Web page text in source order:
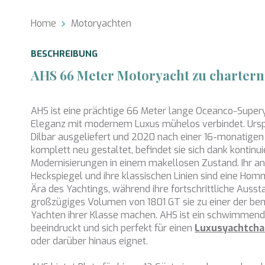
Home Motoryachten
BESCHREIBUNG
AHS 66 Meter Motoryacht zu chartern
AHS ist eine prächtige 66 Meter lange Oceanco-
Eleganz mit modernem Luxus mühelos verbindet.
Dilbar ausgeliefert und 2020 nach einer 16-
komplett neu gestaltet, befindet sie sich dank
Modernisierungen in einem makellosen Zustand. Ihr
Heckspiegel und ihre klassischen Linien sind eine
Ära des Yachtings, während ihre fortschrittliche
großzügiges Volumen von 1801 GT sie zu einer der
Yachten ihrer Klasse machen. AHS ist ein
beeindruckt und sich perfekt für einen
oder darüber hinaus eignet.
Diese
seiner
auf